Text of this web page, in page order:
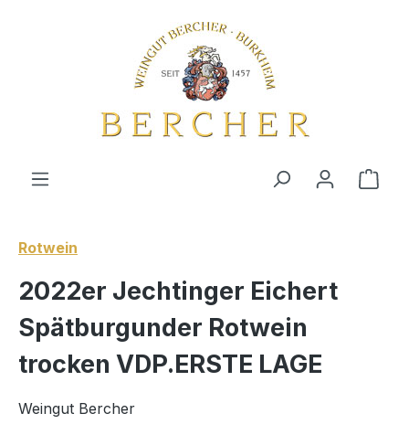
Zum Hauptinhalt springen
Rotwein
2022er Jechtinger Eichert
Spätburgunder Rotwein
trocken VDP.ERSTE LAGE
Weingut Bercher